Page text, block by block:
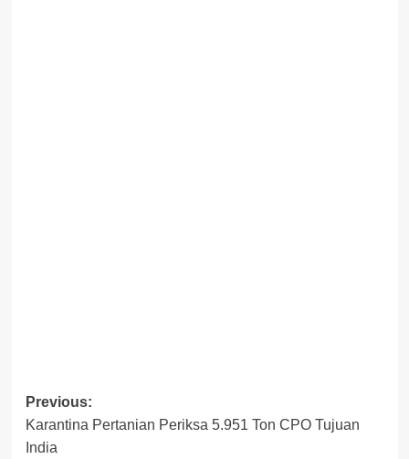
Post
navigation
Previous:
Karantina Pertanian Periksa 5.951 Ton CPO Tujuan
India